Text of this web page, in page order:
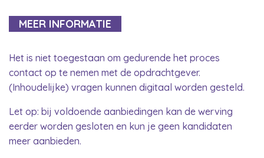
MEER INFORMATIE
Het is niet toegestaan om gedurende het proces
contact op te nemen met de opdrachtgever.
(Inhoudelijke) vragen kunnen digitaal worden gesteld.
Let op: bij voldoende aanbiedingen kan de werving
eerder worden gesloten en kun je geen kandidaten
meer aanbieden.